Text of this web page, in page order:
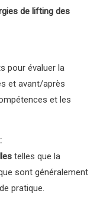
de lifting des
pour évaluer la
et avant/après
et les
telles que la
sont généralement
pratique.